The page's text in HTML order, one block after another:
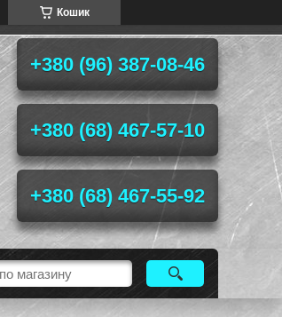
Кошик
+380 (96) 387-08-46
+380 (68) 467-57-10
+380 (68) 467-55-92